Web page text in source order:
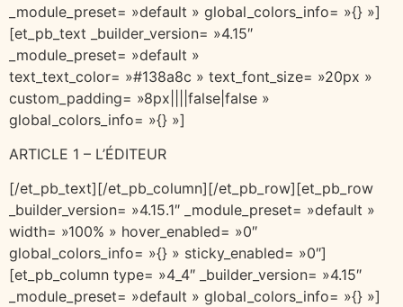
_module_preset= »default » global_colors_info= »{} »]
[et_pb_text _builder_version= »4.15″
_module_preset= »default »
text_text_color= »#138a8c » text_font_size= »20px »
custom_padding= »8px||||false|false »
global_colors_info= »{} »]
ARTICLE 1 – L’ÉDITEUR
[/et_pb_text][/et_pb_column][/et_pb_row][et_pb_row
_builder_version= »4.15.1″ _module_preset= »default »
width= »100% » hover_enabled= »0″
global_colors_info= »{} » sticky_enabled= »0″]
[et_pb_column type= »4_4″ _builder_version= »4.15″
_module_preset= »default » global_colors_info= »{} »]